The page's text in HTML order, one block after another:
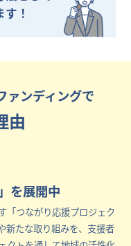
！
ァンディングで
由
を展開中
「つながり応援プロジェク
新たな取り組みを、支援者